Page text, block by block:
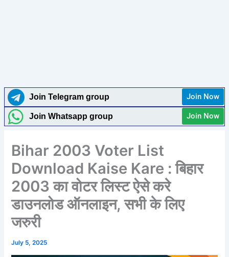
Join Telegram group Join Now
Join Whatsapp group Join Now
Bihar 2003 Voter List
Download Kaise Kare : बिहार
2003 का वोटर लिस्ट ऐसे करे
डाउनलोड ऑनलाइन, सभी के लिए
जरुरी
July 5, 2025